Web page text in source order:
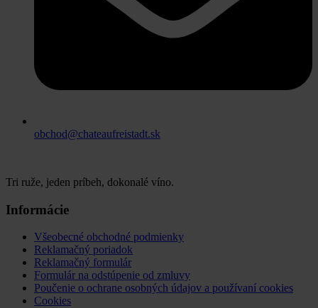
obchod@chateaufreistadt.sk
Tri ruže, jeden príbeh, dokonalé víno.
Informácie
Všeobecné obchodné podmienky
Reklamačný poriadok
Reklamačný formulár
Formulár na odstúpenie od zmluvy
Poučenie o ochrane osobných údajov a používaní cookies
Cookies